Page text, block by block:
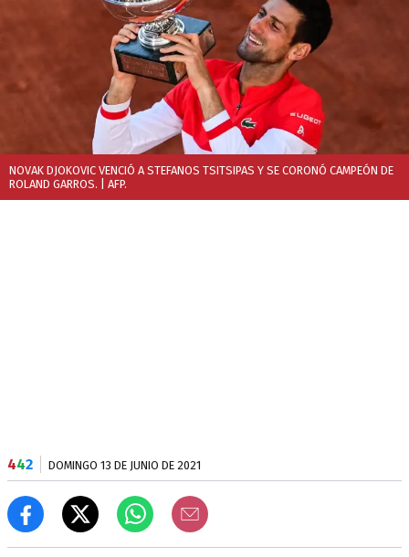
NOVAK DJOKOVIC VENCIÓ A STEFANOS TSITSIPAS Y SE CORONÓ CAMPEÓN DE
ROLAND GARROS. | AFP.
442 DOMINGO 13 DE JUNIO DE 2021